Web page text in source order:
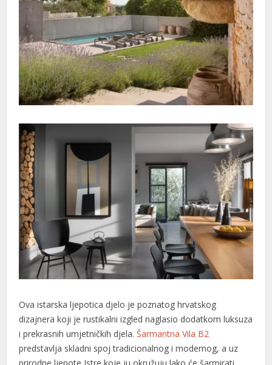
Panel
panel
panel
Hacklink
satın al
panel
panel
panel
Ova istarska ljepotica djelo je poznatog hrvatskog
dizajnera koji je rustikalni izgled naglasio dodatkom luksuza
i prekrasnih umjetničkih djela.Šarmantna Vila B2
predstavlja skladni spoj tradicionalnog i modernog, a uz